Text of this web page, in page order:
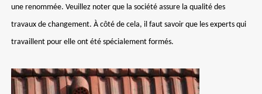
une renommée. Veuillez noter que la société assure la qualité des
travaux de changement. À côté de cela, il faut savoir que les experts qui
travaillent pour elle ont été spécialement formés.